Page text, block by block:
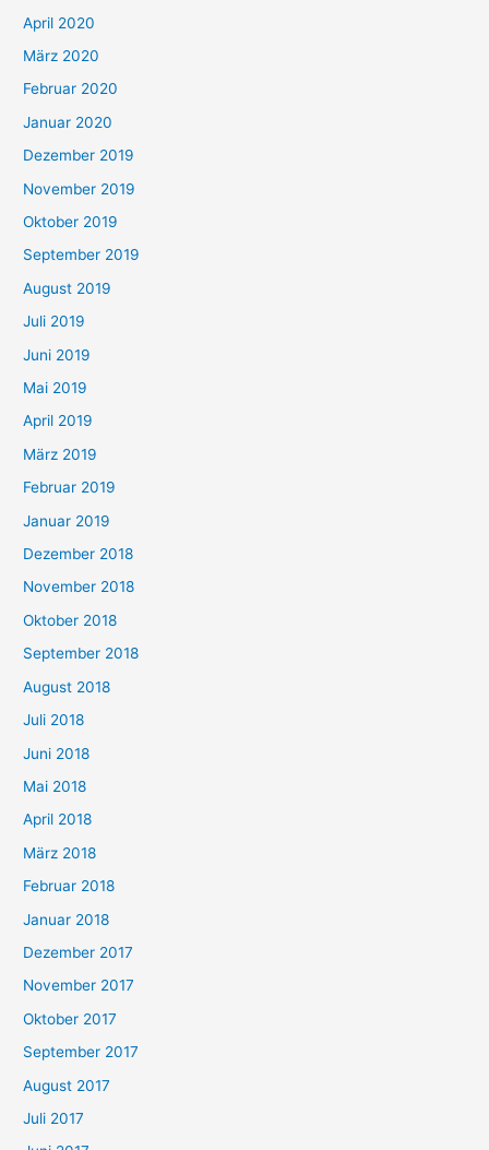
April 2020
März 2020
Februar 2020
Januar 2020
Dezember 2019
November 2019
Oktober 2019
September 2019
August 2019
Juli 2019
Juni 2019
Mai 2019
April 2019
März 2019
Februar 2019
Januar 2019
Dezember 2018
November 2018
Oktober 2018
September 2018
August 2018
Juli 2018
Juni 2018
Mai 2018
April 2018
März 2018
Februar 2018
Januar 2018
Dezember 2017
November 2017
Oktober 2017
September 2017
August 2017
Juli 2017